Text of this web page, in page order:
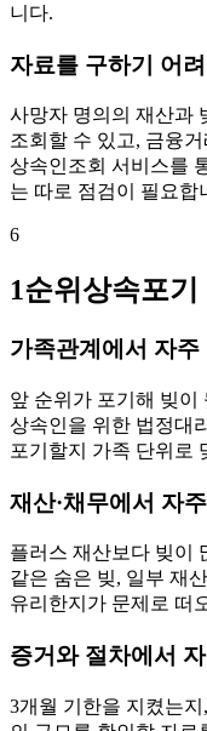
니다.
자료를 구하기 어
사망자 명의의 재산과
조회할 수 있고, 금융
상속인조회 서비스를
는 따로 점검이 필요합
6
1순위상속포
가족관계에서 자
앞 순위가 포기해 빚이
상속인을 위한 법정대
포기할지 가족 단위로
재산·채무에서 자
플러스 재산보다 빚이
같은 숨은 빚, 일부 재
유리한지가 문제로 떠
증거와 절차에서
3개월 기한을 지켰는